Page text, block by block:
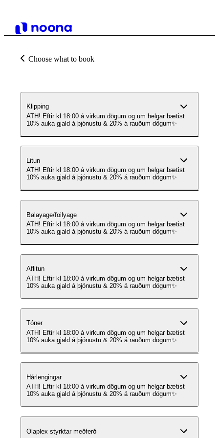
Choose what to book
Klipping
ATH! Eftir kl 18:00 á virkum dögum og um helgar bætist
10% auka gjald á þjónustu & 20% á rauðum dögum✨
Litun
ATH! Eftir kl 18:00 á virkum dögum og um helgar bætist
10% auka gjald á þjónustu & 20% á rauðum dögum✨
Balayage/foilyage
ATH! Eftir kl 18:00 á virkum dögum og um helgar bætist
10% auka gjald á þjónustu & 20% á rauðum dögum✨
Aflitun
ATH! Eftir kl 18:00 á virkum dögum og um helgar bætist
10% auka gjald á þjónustu & 20% á rauðum dögum✨
Tóner
ATH! Eftir kl 18:00 á virkum dögum og um helgar bætist
10% auka gjald á þjónustu & 20% á rauðum dögum✨
Hárlengingar
ATH! Eftir kl 18:00 á virkum dögum og um helgar bætist
10% auka gjald á þjónustu & 20% á rauðum dögum✨
Olaplex styrktar meðferð